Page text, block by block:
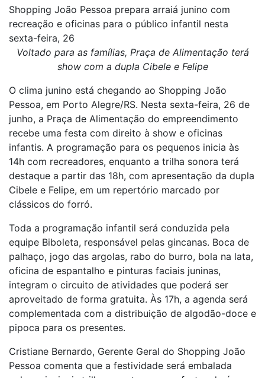
Shopping João Pessoa prepara arraiá junino com
recreação e oficinas para o público infantil nesta
sexta-feira, 26
Voltado para as famílias, Praça de Alimentação terá
show com a dupla Cibele e Felipe
O clima junino está chegando ao Shopping João
Pessoa, em Porto Alegre/RS. Nesta sexta-feira, 26 de
junho, a Praça de Alimentação do empreendimento
recebe uma festa com direito à show e oficinas
infantis. A programação para os pequenos inicia às
14h com recreadores, enquanto a trilha sonora terá
destaque a partir das 18h, com apresentação da dupla
Cibele e Felipe, em um repertório marcado por
clássicos do forró.
Toda a programação infantil será conduzida pela
equipe Biboleta, responsável pelas gincanas. Boca de
palhaço, jogo das argolas, rabo do burro, bola na lata,
oficina de espantalho e pinturas faciais juninas,
integram o circuito de atividades que poderá ser
aproveitado de forma gratuita. Às 17h, a agenda será
complementada com a distribuição de algodão-doce e
pipoca para os presentes.
Cristiane Bernardo, Gerente Geral do Shopping João
Pessoa comenta que a festividade será embalada